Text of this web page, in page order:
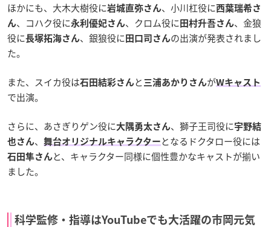
ほかにも、大木大樹役に岩城直弥さん、小川杠役に西葉瑞希さ
ん、コハク役に永利優妃さん、クロム役に 田村升吾さん、金狼
役に長塚拓海さん、銀狼役に 田口司さんの出演が発表されまし
た。
また、スイカ役は石田結彩さんと 三浦あかりさんがWキャスト
で出演。
さらに、あさぎりゲン役に大隅勇太さん、獅子王司役に宇野結
也さん、 舞台オリジナルキャラクター となるドクタロー役には
石田隼さんと、キャラクター同様に個性豊かなキャストが揃い
ました。
科学監修・指導はYouTubeでも大活躍の市岡元気